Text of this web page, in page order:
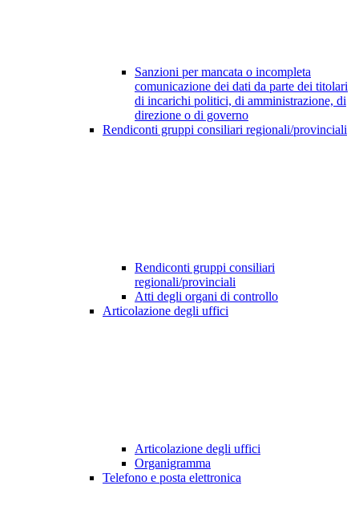
Sanzioni per mancata o incompleta
comunicazione dei dati da parte dei titolari
di incarichi politici, di amministrazione, di
direzione o di governo
Rendiconti gruppi consiliari regionali/provinciali
Rendiconti gruppi consiliari
regionali/provinciali
Atti degli organi di controllo
Articolazione degli uffici
Articolazione degli uffici
Organigramma
Telefono e posta elettronica